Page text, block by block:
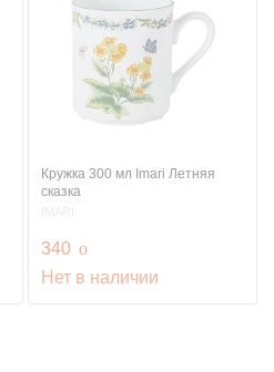
Кружка 300 мл Imari Летняя
сказка
IMARI
340 руб.
o
Нет в наличии